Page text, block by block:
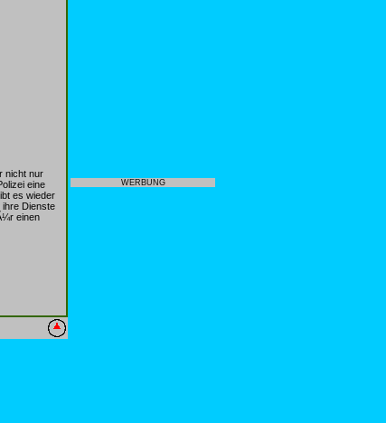
nicht nur
eine
es wieder
ihre Dienste
einen
WERBUNG